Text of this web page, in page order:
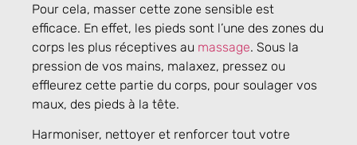
Pour cela, masser cette zone sensible est
efficace. En effet, les pieds sont l’une des zones du
corps les plus réceptives au massage. Sous la
pression de vos mains, malaxez, pressez ou
effleurez cette partie du corps, pour soulager vos
maux, des pieds à la tête.
Harmoniser, nettoyer et renforcer tout votre